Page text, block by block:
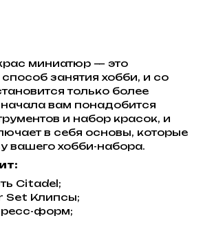
миниатюр — это
занятия хобби, и со
только более
вам понадобится
и набор красок, и
в себя основы, которые
вашего хобби-набора.
Citadel;
Set Клипсы;
форм;